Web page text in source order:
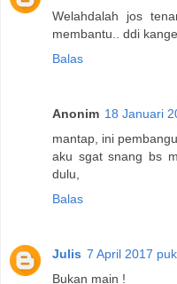
Welahdalah jos
membantu.. ddi
Balas
Anonim 18 Januari
mantap, ini
aku sgat snang bs
dulu,
Balas
Julis 7 April 2017
Bukan main !